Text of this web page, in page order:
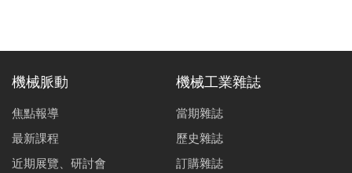
機械脈動
焦點報導
最新課程
近期展覽、研討會
機械工業雜誌
當期雜誌
歷史雜誌
訂購雜誌